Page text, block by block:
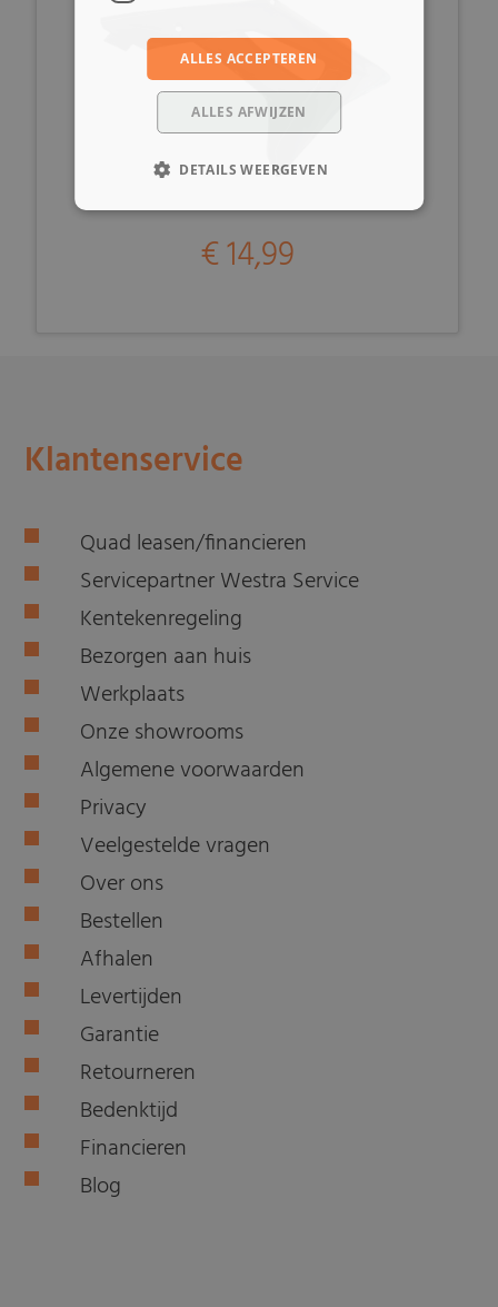
€ 14,99
Klantenservice
Quad leasen/financieren
Servicepartner Westra Service
Kentekenregeling
Bezorgen aan huis
Werkplaats
Onze showrooms
Algemene voorwaarden
Privacy
Veelgestelde vragen
Over ons
Bestellen
Afhalen
Levertijden
Garantie
Retourneren
Bedenktijd
Financieren
Blog
ALLES ACCEPTEREN
ALLES AFWIJZEN
DETAILS WEERGEVEN